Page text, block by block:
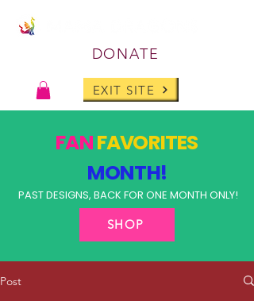
DONATE
EXIT SITE
FANFAVORITES
MONTH!
PAST DESIGNS, BACK FOR ONE MONTH ONLY!
SHOP
Post